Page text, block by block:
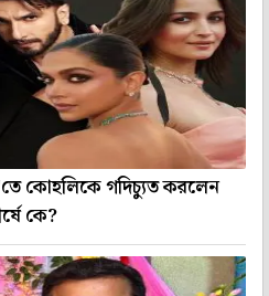
কোহলিকে গদিচ্যুত করলেন
কে?